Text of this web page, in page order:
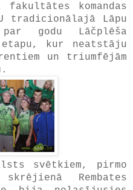
komandas
tradicionālajā Lāpu
godu Lāčplēša
kur neatstāju
un triumfējām
svētkiem, pirmo
Rembates